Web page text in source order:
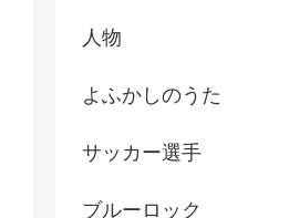
人物
よふかしのうた
サッカー選手
ブルーロック